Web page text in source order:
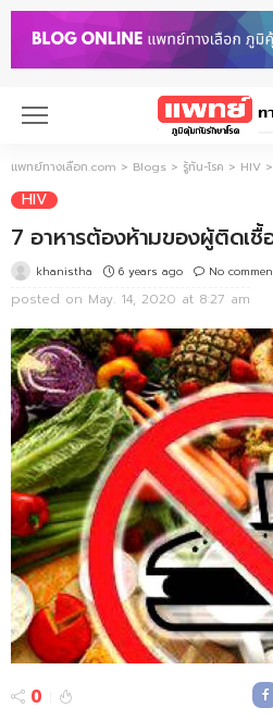
แพทย์ทางเลือก.com > Blogs > รู้ทัน-โรค > HIV >
HIV
7 อาหารต้องห้ามของผู้ติดเ
khanistha 6 years ago No
posted on May. 14, 2020 at 8:27 am
0